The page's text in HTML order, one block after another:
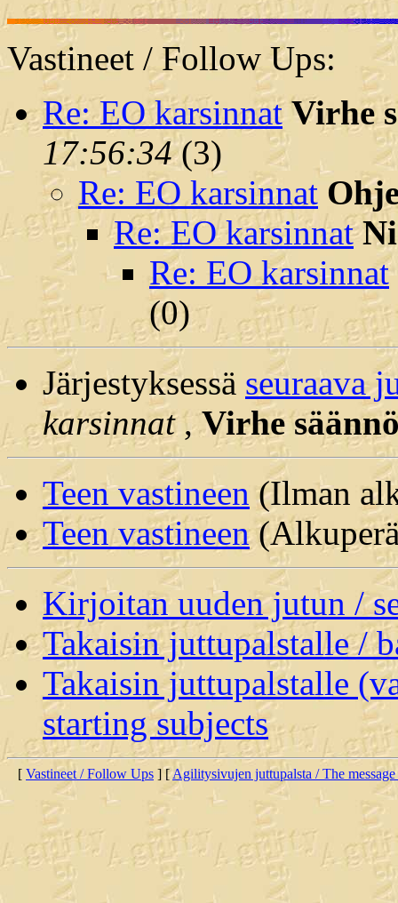
Vastineet / Follow Ups:
Re: EO karsinnat Virhe
17:56:34(3)
Re: EO karsinnat
Re: EO karsinnat
Re: EO karsinnat
(0)
Järjestyksessä seuraava
karsinnat,Virhe
Teen vastineen (Ilman
Teen vastineen
Kirjoitan uuden jutun /
Takaisin juttupalstalle /
Takaisin juttupalstalle
starting subjects
[ Vastineet / Follow Ups ] [Agilitysivujen juttupalsta / The